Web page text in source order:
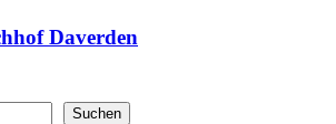
Daverden
Suchen